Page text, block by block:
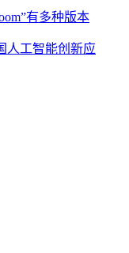
有多种版本
人工智能创新应